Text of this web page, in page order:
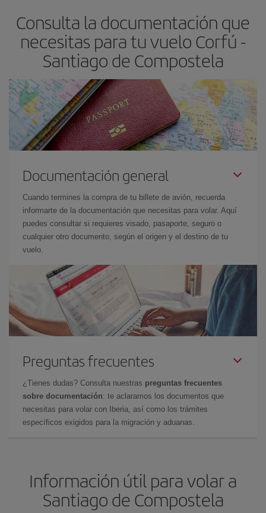
avión más baratos te saldrán. Además, si buscas los vuelos con
las fechas y los horarios del viaje un poco abiertos, podráselegir
el precio más barato.
Consulta la documentación que
necesitas para tu vuelo Corfú -
Santiago de Compostela
Documentación general
Cuando termines la compra de tu billete de avión, recuerda
informarte de la documentación que necesitas para volar. Aquí
puedes consultar si requieres visado, pasaporte, seguro o
cualquier otro documento, según el origen y el destino de tu
vuelo.
Preguntas frecuentes
¿Tienes dudas? Consulta nuestras preguntas frecuentes
sobre documentación: te aclaramos los documentos que
necesitas para volar con Iberia, así como los trámites
específicos exigidos para la migración y aduanas.
Información útil para volar a
Santiago de Compostela